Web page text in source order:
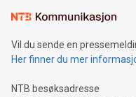
Vil du sende en
Her finner du mer
NTB besøksadresse